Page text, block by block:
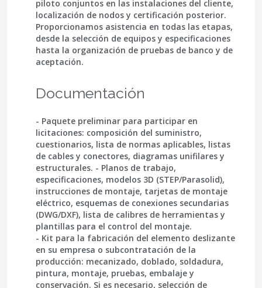
piloto conjuntos en las instalaciones del cliente,
localización de nodos y certificación posterior.
Proporcionamos asistencia en todas las etapas,
desde la selección de equipos y especificaciones
hasta la organización de pruebas de banco y de
aceptación.
Documentación
- Paquete preliminar para participar en
licitaciones: composición del suministro,
cuestionarios, lista de normas aplicables, listas
de cables y conectores, diagramas unifilares y
estructurales. - Planos de trabajo,
especificaciones, modelos 3D (STEP/Parasolid),
instrucciones de montaje, tarjetas de montaje
eléctrico, esquemas de conexiones secundarias
(DWG/DXF), lista de calibres de herramientas y
plantillas para el control del montaje.
- Kit para la fabricación del elemento deslizante
en su empresa o subcontratación de la
producción: mecanizado, doblado, soldadura,
pintura, montaje, pruebas, embalaje y
conservación. Si es necesario, selección de